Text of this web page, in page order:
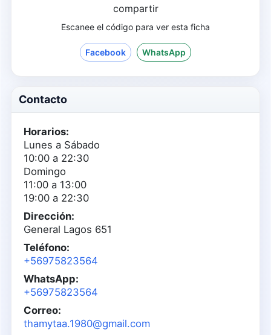
Escanee el código para ver esta ficha
Facebook WhatsApp
Contacto
Horarios:
Lunes a Sábado
10:00 a 22:30
Domingo
11:00 a 13:00
19:00 a 22:30
Dirección:
General Lagos 651
Teléfono:
+56975823564
WhatsApp:
+56975823564
Correo:
thamytaa.1980@gmail.com